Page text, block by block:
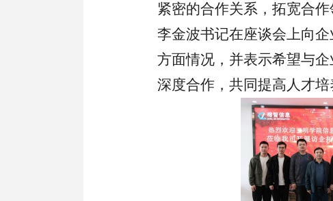
紧密的合作关系，拓宽合
李金波书记在座谈会上向
方面情况，并表示希望与
深度合作，共同提高人才培